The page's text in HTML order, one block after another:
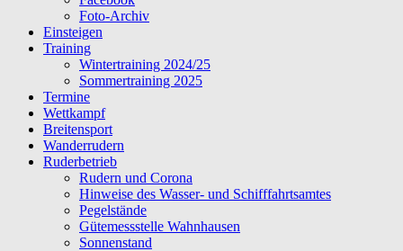
Foto-Archiv
Einsteigen
Training
Wintertraining 2024/25
Sommertraining 2025
Termine
Wettkampf
Breitensport
Wanderrudern
Ruderbetrieb
Rudern und Corona
Hinweise des Wasser- und Schifffahrtsamtes
Pegelstände
Gütemessstelle Wahnhausen
Sonnenstand